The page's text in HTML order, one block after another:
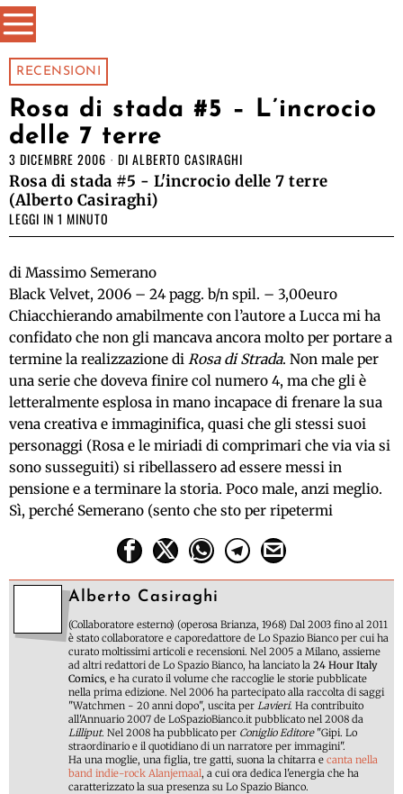
RECENSIONI
Rosa di stada #5 – L’incrocio
delle 7 terre
3 DICEMBRE 2006 DI ALBERTO CASIRAGHI
Rosa di stada #5 - L'incrocio delle 7 terre
(Alberto Casiraghi)
LEGGI IN 1 MINUTO
di Massimo Semerano
Black Velvet, 2006 – 24 pagg. b/n spil. – 3,00euro
Chiacchierando amabilmente con l’autore a Lucca mi ha
confidato che non gli mancava ancora molto per portare a
termine la realizzazione di Rosa di Strada. Non male per
una serie che doveva finire col numero 4, ma che gli è
letteralmente esplosa in mano incapace di frenare la sua
vena creativa e immaginifica, quasi che gli stessi suoi
personaggi (Rosa e le miriadi di comprimari che via via si
sono susseguiti) si ribellassero ad essere messi in
pensione e a terminare la storia. Poco male, anzi meglio.
Sì, perché Semerano (sento che sto per ripetermi
Alberto Casiraghi
(Collaboratore esterno) (operosa Brianza, 1968) Dal 2003 fino al 2011
è stato collaboratore e caporedattore de Lo Spazio Bianco per cui ha
curato moltissimi articoli e recensioni. Nel 2005 a Milano, assieme
ad altri redattori de Lo Spazio Bianco, ha lanciato la 24 Hour Italy
Comics, e ha curato il volume che raccoglie le storie pubblicate
nella prima edizione. Nel 2006 ha partecipato alla raccolta di saggi
"Watchmen - 20 anni dopo", uscita per Lavieri. Ha contribuito
all'Annuario 2007 de LoSpazioBianco.it pubblicato nel 2008 da
Lilliput. Nel 2008 ha pubblicato per Coniglio Editore"Gipi. Lo
straordinario e il quotidiano di un narratore per immagini".
Ha una moglie, una figlia, tre gatti, suona la chitarra e canta nella
band indie-rock Alanjemaal, a cui ora dedica l'energia che ha
caratterizzato la sua presenza su Lo Spazio Bianco.